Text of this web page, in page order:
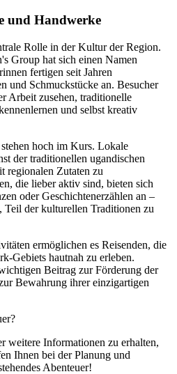
und Handwerke
Rolle in der Kultur der Region.
Group hat sich einen Namen
fertigen seit Jahren
und Schmuckstücke an. Besucher
Arbeit zusehen, traditionelle
und selbst kreativ
hoch im Kurs. Lokale
der traditionellen ugandischen
regionalen Zutaten zu
die lieber aktiv sind, bieten sich
oder Geschichtenerzählen an –
der kulturellen Traditionen zu
ermöglichen es Reisenden, die
Gebiets hautnah zu erleben.
Beitrag zur Förderung der
Bewahrung ihrer einzigartigen
weitere Informationen zu erhalten,
Ihnen bei der Planung und
Abenteuer!